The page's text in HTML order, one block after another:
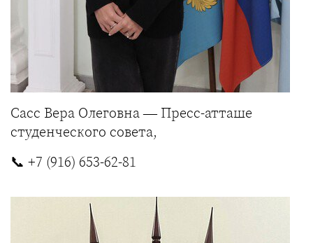
Сасс Вера Олеговна — Пресс-атташе
студенческого совета,
📞 +7 (916) 653-62-81